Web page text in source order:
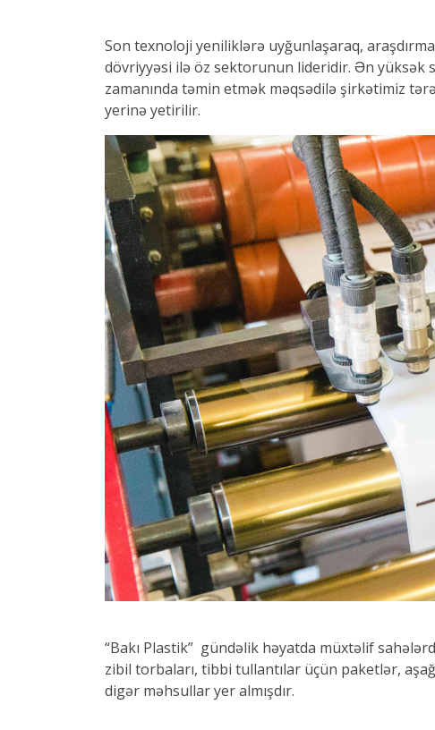
Son texnoloji yeniliklərə uyğunlaşaraq,
dövriyyəsi ilə öz sektorunun lideridir. Ən yüksək
zamanında təmin etmək məqsədilə şirkətimiz
yerinə yetirilir.
“Bakı Plastik” gündəlik həyatda müxtəlif
zibil torbaları, tibbi tullantılar üçün paketlər,
digər məhsullar yer almışdır.